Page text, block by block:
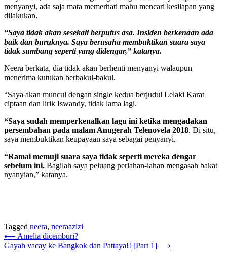
menyanyi, ada saja mata memerhati mahu mencari kesilapan yang
dilakukan.
“Saya tidak akan sesekali berputus asa. Insiden berkenaan ada
baik dan buruknya. Saya berusaha membuktikan suara saya
tidak sumbang seperti yang didengar,” katanya.
Neera berkata, dia tidak akan berhenti menyanyi walaupun
menerima kutukan berbakul-bakul.
“Saya akan muncul dengan single kedua berjudul Lelaki Karat
ciptaan dan lirik Iswandy, tidak lama lagi.
“Saya sudah memperkenalkan lagu ini ketika mengadakan
persembahan pada malam Anugerah Telenovela 2018. Di situ,
saya membuktikan keupayaan saya sebagai penyanyi.
“Ramai memuji suara saya tidak seperti mereka dengar
sebelum ini. Bagilah saya peluang perlahan-lahan mengasah bakat
nyanyian,” katanya.
Tagged neera, neeraazizi
Post
navigation
⟵ Amelia dicemburi?
Gayah vacay ke Bangkok dan Pattaya!! [Part 1] ⟶